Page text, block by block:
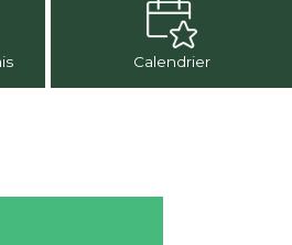
Calendrier